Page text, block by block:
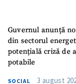
Guvernul anunță
din sectorul
potențială criză de
potabile
SOCIAL 3 august